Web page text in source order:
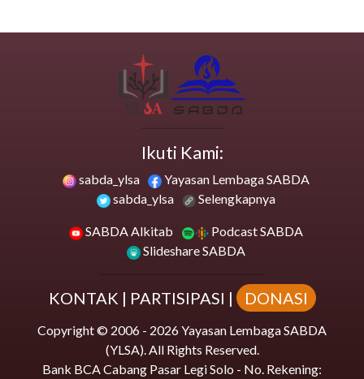
Ikuti Kami:
sabda_ylsa
Yayasan Lembaga SABDA
sabda_ylsa
Selengkapnya
SABDA Alkitab
Podcast SABDA
Slideshare SABDA
KONTAK | PARTISIPASI | DONASI
Copyright© 2006 - 2026Yayasan Lembaga SABDA
(YLSA).All Rights Reserved.
Bank BCA Cabang Pasar Legi Solo - No. Rekening: